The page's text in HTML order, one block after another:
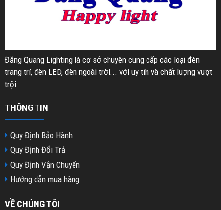
Đăng Quang Lighting là cơ sở chuyên cung cấp các loại đèn
trang trí, đèn LED, đèn ngoài trời... với uy tín và chất lượng vượt
trội
THÔNG TIN
Quy Định Bảo Hành
Quy Định Đổi Trả
Quy Định Vận Chuyển
Hướng dẫn mua hàng
VỀ CHÚNG TÔI